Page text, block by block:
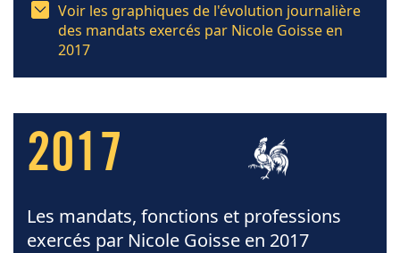
Voir les graphiques de l'évolution journalière
des mandats exercés par Nicole Goisse en
2017
2017
Les mandats, fonctions et professions
exercés par Nicole Goisse en 2017